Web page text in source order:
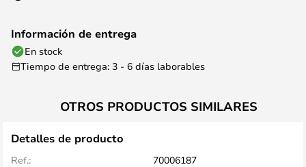
Información de entrega
En stock
Tiempo de entrega: 3 - 6 días laborables
OTROS PRODUCTOS SIMILARES
Detalles de producto
Ref.: 70006187